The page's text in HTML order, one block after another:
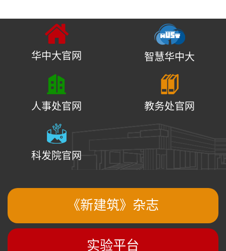
华中大官网 智慧华中大
人事处官网 教务处官网
科发院官网
《新建筑》杂志
实验平台